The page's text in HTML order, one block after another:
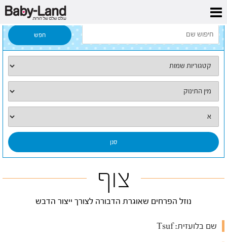
דף הבית
צוף
נוזל הפרחים שאוגרת הדבורה לצורך ייצור הדבש
שם בלועזית:Tsuf